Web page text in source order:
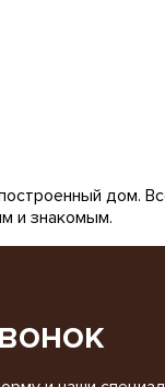
дом.
и знакомым.